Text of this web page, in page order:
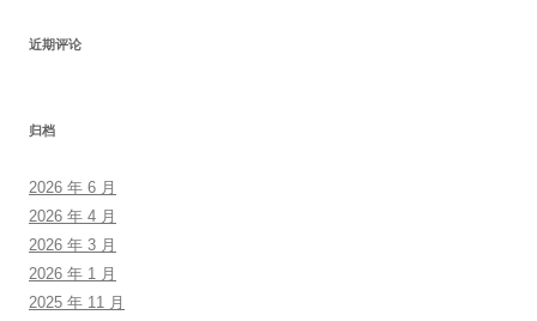
近期评论
归档
2026 年 6 月
2026 年 4 月
2026 年 3 月
2026 年 1 月
2025 年 11 月